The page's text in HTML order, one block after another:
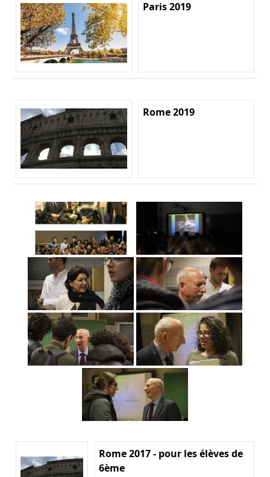
Paris 2019
Rome 2019
Rome 2017 - pour les élèves de
6ème